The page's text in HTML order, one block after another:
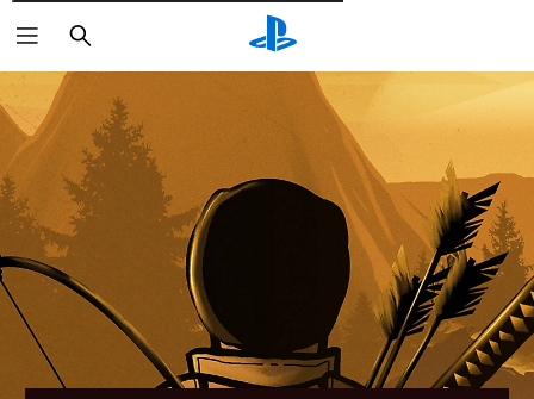
Пошук